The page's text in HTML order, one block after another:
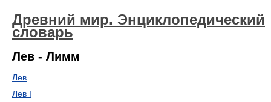
Древний мир. Энциклопедический
словарь
Лев - Лимм
Лев
Лев I